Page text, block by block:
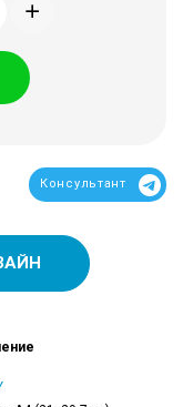
Консультант